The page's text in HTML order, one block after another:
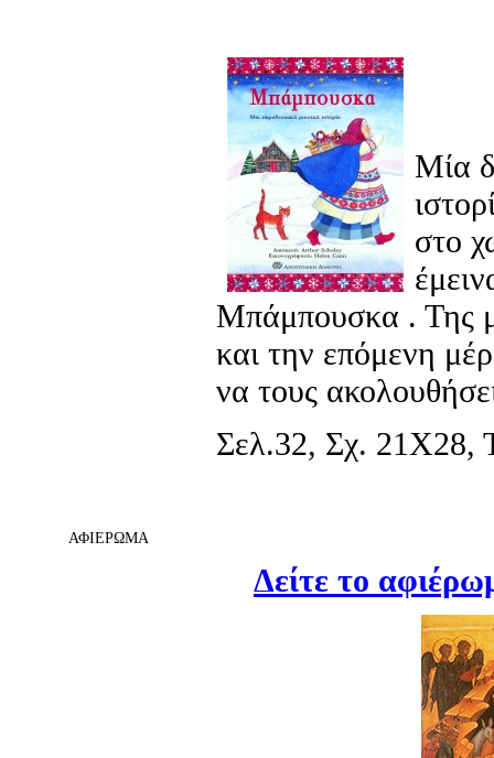
Μία
στο
Μπάμπουσκα . Της
και την επόμενη
να τους
Σελ.32, Σχ. 21Χ28,
ΑΦΙΕΡΩΜΑ
Δείτε το